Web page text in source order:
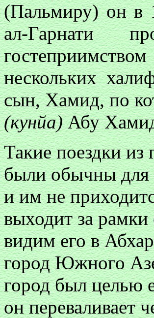
(Пальмиру) он в
ал-Гарнати
нескольких
сын, Хамид, по
(кунйа)Абу
Такие поездки из
были обычны для
и им не
выходит за
видим его в
город Южного
город был целью
он переваливает